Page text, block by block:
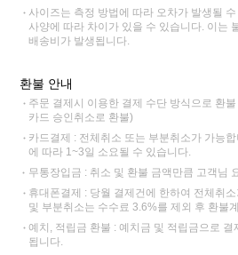
사이즈는 측정 방법에 따라 오차가 발생될
사양에 따라 차이가 있을 수 있습니다. 이는
배송비가 발생됩니다.
환불 안내
주문 결제시 이용한 결제 수단 방식으로 환
카드 승인취소로 환불)
카드결제 : 전체취소 또는 부분취소가 가능
에 따라 1~3일 소요될 수 있습니다.
무통장입금 : 취소 및 환불 금액만큼 고객님
휴대폰결제 : 당월 결제건에 한하여 전체취
및 부분취소는 수수료 3.6%를 제외 후 환불
예치, 적립금 환불 : 예치금 및 적립금으로 결
됩니다.